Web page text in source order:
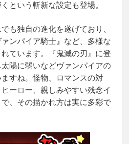
という斬新な設定も登場。
も独自の進化を遂げており、
ァンパイア騎士』など、多様な
ています。『鬼滅の刃』に登
陽に弱いなどヴァンパイアの
すね。怪物、ロマンスの対
ーロー、親しみやすい残念イ
、その描かれ方は実に多彩で